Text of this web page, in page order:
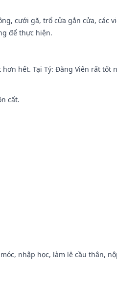
cưới gã, trổ cửa gắn cửa, các
để thực hiện.
hết. Tại Tý: Đăng Viên rất tốt
cất.
nhập học, làm lễ cầu thân,